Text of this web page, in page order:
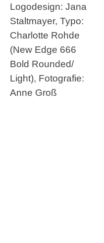
Logodesign: Jana
Staltmayer, Typo:
Charlotte Rohde
(New Edge 666
Bold Rounded/
Light), Fotografie:
Anne Groß